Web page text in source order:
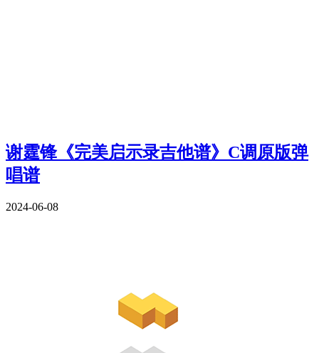
谢霆锋《完美启示录吉他谱》C调原版弹
唱谱
2024-06-08